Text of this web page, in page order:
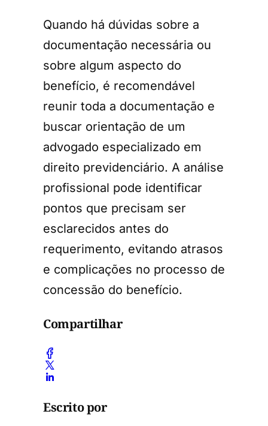
Quando há dúvidas sobre a
documentação necessária ou
sobre algum aspecto do
benefício, é recomendável
reunir toda a documentação e
buscar orientação de um
advogado especializado em
direito previdenciário. A análise
profissional pode identificar
pontos que precisam ser
esclarecidos antes do
requerimento, evitando atrasos
e complicações no processo de
concessão do benefício.
Compartilhar
Escrito por